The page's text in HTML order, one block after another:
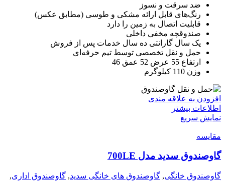
ضد سرقت و نسوز
رنگ‌های قابل ارائه مشکی و طوسی (مطابق عکس)
قابلیت اتصال به زمین را دارد
صندوقچه مخفی داخلی
یک سال گارانتی ده سال خدمات پس از فروش
حمل و نقل تخصصی توسط تیم حرفه‌ای
ارتفاع 55 عرض 52 عمق 46
وزن 110 کیلوگرم
افزودن به علاقه مندی
اطلاعات بیشتر
نمایش سریع
مقايسه
گاوصندوق سدید مدل 700LE
گاوصندوق خانگی, گاوصندوق های خانگی سدید, گاوصندوق اداری,